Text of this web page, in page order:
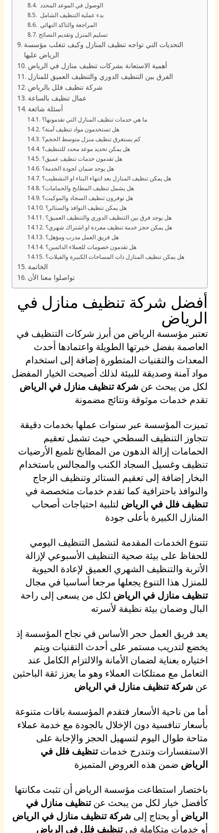
الوصول في الموعد المحدد
بدء عملية التنظيف الشامل
المراجعة والتاكد النهائي
تسليم المنزل وتقديم النصائح
التحديات التي تواجه تنظيف المنازل وكيف تتغلب مؤسسة
الرياض عليها
أهمية الاستعانة بشركات تنظيف منازل في الرياض
الفرق بين التنظيف الدوري والتنظيف العميق للمنازل
شركة تنظيف فلل بالرياض
عمال تنظيف بالساعة
أسئلة شائعة
ما هي خدمات تنظيف المنازل التي تقدمونها؟
هل تستخدمون مواد تنظيف آمنة؟
كم يستغرق تنظيف منزل متوسط الحجم؟
هل يمكن تحديد موعد محدد للتنظيف؟
هل تقدمون خدمات تنظيف عميق؟
هل يوجد ضمان لجودة الخدمة؟
هل يمكن تنظيف المنازل بعد انتهاء البناء او التشطيب؟
هل يشمل تنظيف المطابخ والحمامات؟
هل توفرون تنظيف السجاد والموكيت؟
هل يمكن تنظيف النوافذ والستائر؟
هل يوجد فرق بين التنظيف الدوري والتنظيف العميق؟
هل يمكن حجز خدمة تنظيف مفردة او اشتراك شهري؟
هل فريق العمل مدرب ومؤهل؟
هل تقدمون خصومات للعملاء الدائمين؟
هل يمكن تنظيف المنازل ذات المساحات الكبيرة والفيلات؟
الخاتمة
تواصلوا معنا الأن
أفضل شركة تنظيف منازل في
الرياض
تعتبر مؤسسة الرياض من أبرز شركات التنظيف في
العاصمة بفضل خبرتها الطويلة واعتمادها أحدث
المعدات والتقنيات المتطورة إضافة إلى استخدام
مواد آمنة وصديقة للبيئة لذلك أصبحت الخيار المفضل
لكل من يبحث عنشركة تنظيف منازل في الرياض
تقدم خدمات موثوقة ونتائج مضمونة
تميزت المؤسسة عبر سنوات عملها بخدمات دقيقة
تتجاوز التنظيف السطحي حيث تشمل تعقيم
الحمامات إزالة الدهون من المطابخ تلميع الأرضيات
تنظيف وغسيل السجاد الكنب والمجالس باستخدام
البخار إضافة إلى تعقيم الستائر وتنظيف الزجاج
والنوافذ باحترافية كما تقدم خدمات متخصصة في
تنظيف فلل في الرياض لتلبية احتياجات أصحاب
المنازل الكبيرة بأعلى جودة
تتنوع الخدمات المقدمة لتشمل التنظيف اليومي
للحفاظ على بيئة صحية التنظيف الأسبوعي لإزالة
الأتربة والتنظيف الشهري العميق لإعادة الحيوية
للمنزل هذا التنوع يجعلها مرجعا أساسيا في مجال
تنظيف منازل في الرياض لكل من يسعى إلى راحة
البال وضمان بيئة نظيفة لأسرته
يعد فريق العمل حجر الأساس في نجاح المؤسسة إذ
يخضع لتدريب مستمر على أحدث التقنيات ويتم
اختياره بعناية لضمان الأمانة والالتزام الكامل عند
التعامل مع ممتلكات العملاء وهو ما يعزز ثقة الباحثين
عنشركة تنظيف منازل في الرياض
أما من ناحية الأسعار فتقدم المؤسسة باقات متنوعة
بأسعار تنافسية دون الإخلال بالجودة مع خدمة عملاء
متاحة طوال اليوم لتسهيل الحجز والإجابة على
الاستفسارات وتندرج خدماتتنظيف فلل في
الرياض ضمن هذه العروض المتميزة
باختصار استطاعت مؤسسة الرياض أن تثبت مكانتها
كأفضل خيار لكل من يبحث عنتنظيف منازل في
الرياض أو يحتاج إلىشركة تنظيف منازل في الرياض
أو خدمات متكاملة فيتنظيف فلل في الرياض